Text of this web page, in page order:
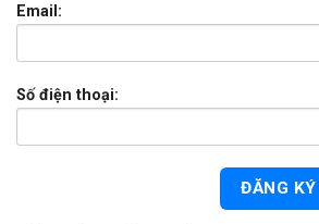
Email:
Số điện thoại: